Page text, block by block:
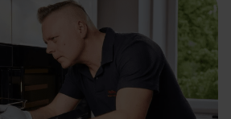
1106140)
1106141)
1106154)